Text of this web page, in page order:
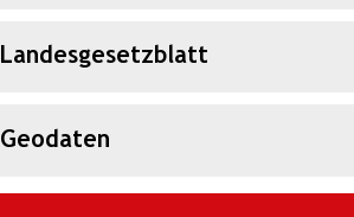
Landesgesetzblatt
Geodaten